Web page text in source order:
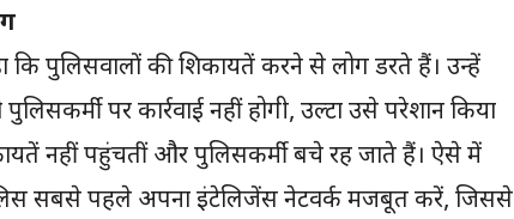
पुलिसवालों की शिकायतें करने से लोग डरते हैं। उन्हें
पर कार्रवाई नहीं होगी, उल्टा उसे परेशान किया
नहीं पहुंचतीं और पुलिसकर्मी बचे रह जाते हैं। ऐसे में
सबसे पहले अपना इंटेलिजेंस नेटवर्क मजबूत करें, जिससे